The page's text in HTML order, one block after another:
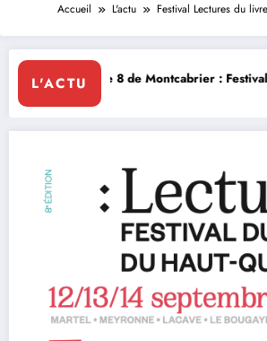
Accueil L'actu Festival Lectures du
L'ACTU
Montcabrier : Festival de musique classique